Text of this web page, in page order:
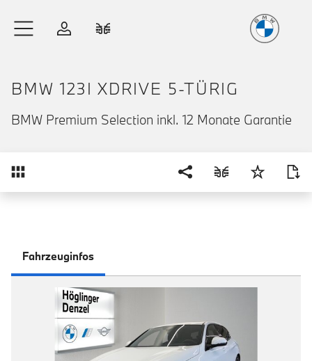
Anmelden
BMW 123I XDRIVE 5-TÜRIG
BMW Premium Selection inkl. 12 Monate Garantie
Fahrzeuginfos